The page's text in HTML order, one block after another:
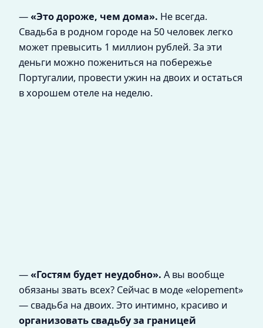
—«Это дороже, чем дома». Не всегда.
Свадьба в родном городе на 50 человек легко
может превысить 1 миллион рублей. За эти
деньги можно пожениться на побережье
Португалии, провести ужин на двоих и остаться
в хорошем отеле на неделю.
—«Гостям будет неудобно». А вы вообще
обязаны звать всех? Сейчас в моде «elopement»
— свадьба на двоих. Это интимно, красиво и
организовать свадьбу за границей